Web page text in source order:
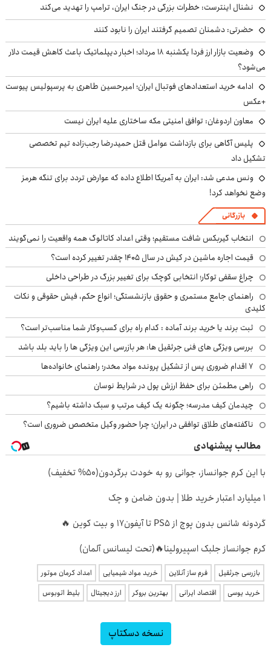
نشنال اینترست: خطرات بزرگی در جنگ ایران، ترامپ را تهدید می‌کند
حضرتی: دشمنان تصمیم گرفتند ایران را نابود کنند
وضعیت بازار ارز فردا یکشنبه ۱۸ مرداد؛ اخبار دیپلماتیک باعث کاهش قیمت دلار
می‌شود؟
ادامه خرید استعدادهای فوتبال ایران؛ امیرحسین طاهری به پرسپولیس پیوست
+عکس
معاون اردوغان: توافق امنیتی مکه ساختاری علیه ایران نیست
پلیس آگاهی برای بازداشت عوامل قتل حمیدرضا رجب‌زاده تیم تخصصی
تشکیل داد
ونس مدعی شد: ایران به آمریکا اطلاع داده که عوارض تردد برای تنگه هرمز
وضع نخواهد کرد!
بازرگانی
انتخاب گیربکس شافت مستقیم؛ وقتی اعداد کاتالوگ همه واقعیت را نمی‌گویند
قیمت اجاره ماشین در کیش در سال ۱۴۰۵ چقدر تغییر کرده است؟
چراغ سقفی توکار؛ انتخابی کوچک برای تغییر بزرگ در طراحی داخلی
راهنمای جامع مستمری و حقوق بازنشستگی؛ انواع حکم، فیش حقوقی و نکات
کلیدی
ثبت برند یا خرید برند آماده : کدام راه برای کسب‌وکار شما مناسب‌تر است؟
بررسی ویژگی های فنی جرثقیل ها: هر بازرسی این ویژگی ها را باید بلد باشد
۷ اقدام ضروری پس از تشکیل پرونده مواد مخدر؛ راهنمای خانواده‌ها
راهی مطمئن برای حفظ ارزش پول در شرایط نوسان
چیدمان کیف مدرسه؛ چگونه یک کیف مرتب و سبک داشته باشیم؟
ناگفته‌های طلاق توافقی در ایران؛ چرا حضور وکیل متخصص ضروری است؟
مطالب پیشنهادی
با این کرم جوانساز، جوانی رو به خودت برگردون(50% تخفیف)
۱ میلیارد اعتبار خرید طلا | بدون ضامن و چک
گردونه شانس بدون پوچ از PS5 تا آیفون17 و بیت کوین 🔥
کرم جوانساز جلبک اسپیرولینا🔥(تحت لیسانس آلمان)
بازرسی جرثقیل فرم ساز آنلاین خرید مواد شیمیایی
امداد کرمان موتور
خرید یوسی
اقتصاد ایرانی بهترین بروکر ارز دیجیتال بلیط اتوبوس
نسخه دسکتاپ